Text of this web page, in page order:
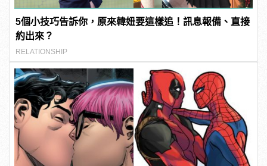
5個小技巧告訴你，原來韓妞要這樣追！訊息報備、直接
約出來？
RELATIONSHIP